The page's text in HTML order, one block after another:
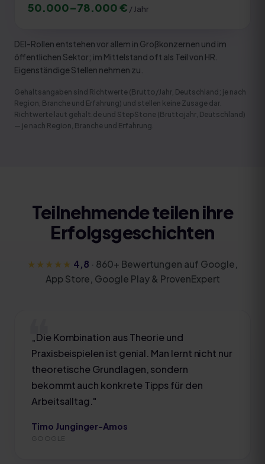
50.000–78.000€ / Jahr
DEI-Rollen entstehen vor allem in Großkonzernen und im
öffentlichen Sektor; im Mittelstand oft als Teil von HR.
Eigenständige Stellen nehmen zu.
Gehaltsangaben sind Richtwerte (Brutto/Jahr, Deutschland; je nach
Region, Branche und Erfahrung) und stellen keine Zusage dar.
Richtwerte laut gehalt.de und StepStone (Bruttojahr, Deutschland)
— je nach Region, Branche und Erfahrung.
Teilnehmende teilen ihre
Erfolgsgeschichten
★★★★★ 4,8 · 860+ Bewertungen auf Google,
App Store, Google Play & ProvenExpert
„Die Kombination aus Theorie und
Praxisbeispielen ist genial. Man lernt nicht nur
theoretische Grundlagen, sondern
bekommt auch konkrete Tipps für den
Arbeitsalltag."
Timo Junginger-Amos
GOOGLE